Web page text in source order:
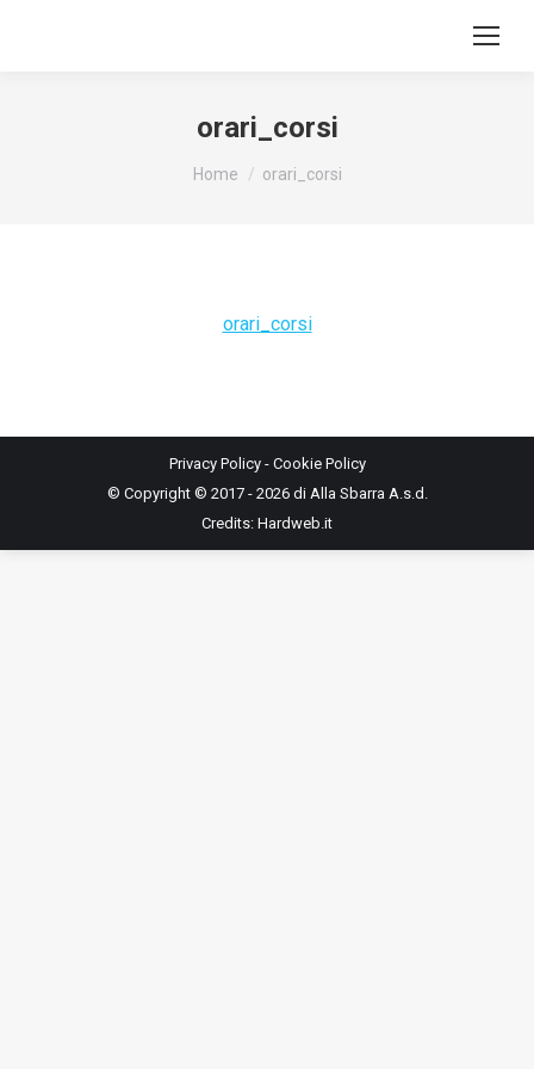
orari_corsi
You are here:
Home orari_corsi
orari_corsi
Privacy Policy- Cookie Policy
© Copyright © 2017 - 2026 di Alla Sbarra A.s.d.
Credits: Hardweb.it